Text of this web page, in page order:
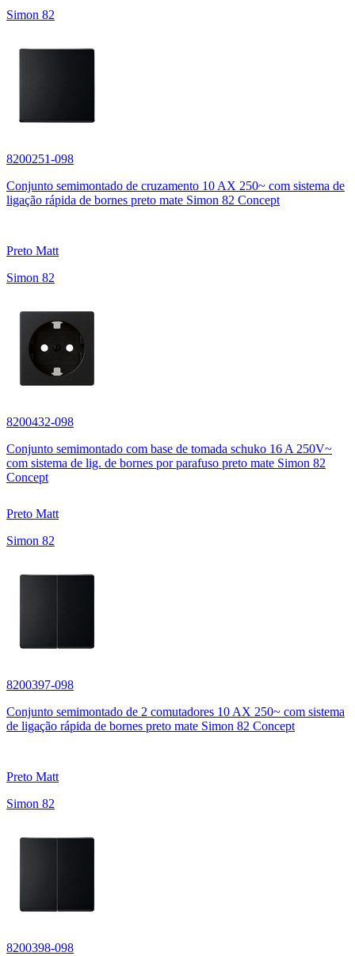
Simon 82
8200251-098
Conjunto semimontado de cruzamento 10 AX 250~ com sistema de
ligação rápida de bornes preto mate Simon 82 Concept
Preto Matt
Simon 82
8200432-098
Conjunto semimontado com base de tomada schuko 16 A 250V~
com sistema de lig. de bornes por parafuso preto mate Simon 82
Concept
Preto Matt
Simon 82
8200397-098
Conjunto semimontado de 2 comutadores 10 AX 250~ com sistema
de ligação rápida de bornes preto mate Simon 82 Concept
Preto Matt
Simon 82
8200398-098